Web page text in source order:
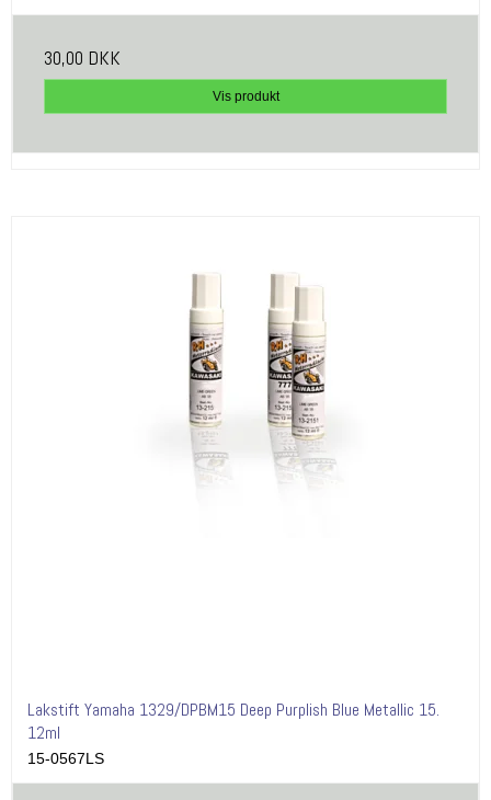
30,00 DKK
Vis produkt
Lakstift Yamaha 1329/DPBM15 Deep Purplish Blue Metallic 15.
12ml
15-0567LS